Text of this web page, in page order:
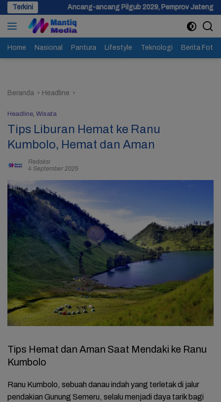
Langsung
ke
konten
Terkini
Ancang-ancang Pilgub 2029, Pemprov Jateng Siapkan Dana
Home Nasional Pantura Lifestyle Teknologi Berita Foto
Beranda Headline
Headline, Wisata
Tips Liburan Hemat ke Ranu
Kumbolo, Hemat dan Aman
Redaksi
4 September 2025
Tips Hemat dan Aman Saat Mendaki ke Ranu
Kumbolo
Ranu Kumbolo, sebuah danau indah yang terletak di jalur
pendakian Gunung Semeru, selalu menjadi daya tarik bagi